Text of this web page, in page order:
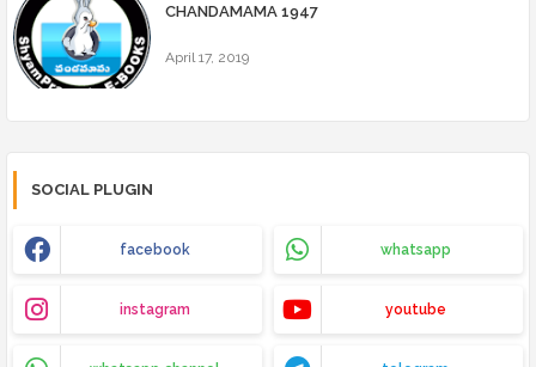
CHANDAMAMA 1947
April 17, 2019
SOCIAL PLUGIN
facebook whatsapp
instagram youtube